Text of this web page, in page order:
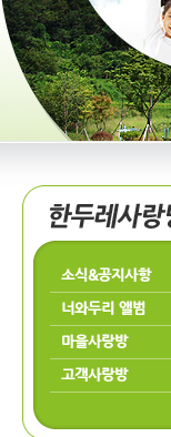
소식&공지사항
너와두리 앨범
마을사랑방
고객사랑방